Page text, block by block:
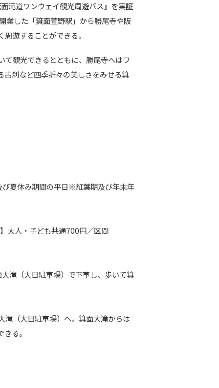
滝道ワンウェイ観光周遊バス』を実証
業した「箕面萱野駅」から勝尾寺や阪
遊することができる。
て観光できるとともに、 勝尾寺へはワ
古刹など四季折々の美しさをみせる箕
び夏休み期間の平日※紅葉期及び年末年
大人・子ども共通700円／区間
大滝（大日駐車場） で下車し、歩いて箕
滝（大日駐車場）へ。 箕面大滝からは
きる。